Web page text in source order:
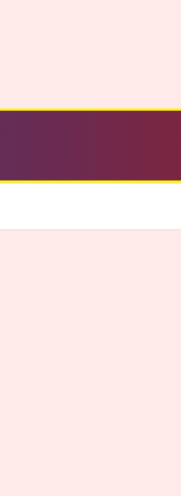
से मचा हड़कंप